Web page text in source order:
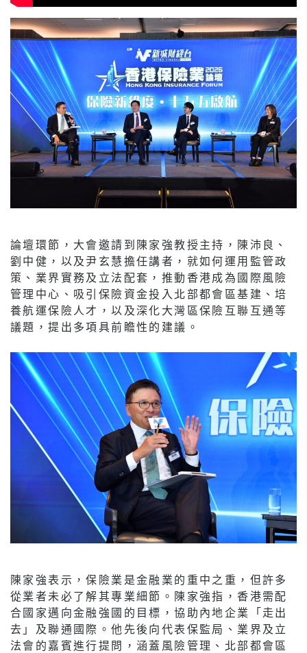
論壇環節，大會邀請到陳家強教授主持，陳沛良、
劉中健，以及尹玄慧擔任講者，就如何運用監管政
策、業界實務及立法配套，推動香港成為國際風險
管理中心、吸引保險資金投入北部都會區基建、培
養航運保險人才，以及深化大灣區保險互聯互通等
議題，提出多項具前瞻性的建議。
陳家強表示，保險業是金融業的重中之重，但許多
從業者未必了解其專業細節。陳家強指，香港需配
合國家邁向金融強國的目標，協助內地企業「走出
去」及聯通國際。他先後向代表保監局、業界及立
法會的嘉賓進行提問，涵蓋風險管理、北部都會區